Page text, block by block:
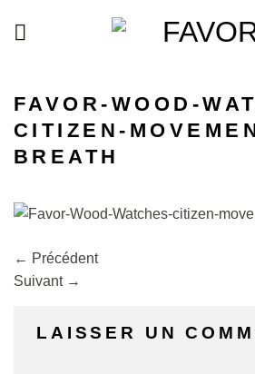
FAVOR-WOOD-
CITIZEN-
BREATH
← Précédent
Suivant →
LAISSER UN